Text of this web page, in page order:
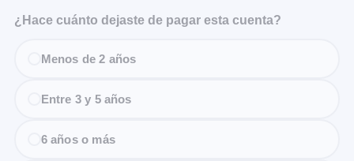
¿Hace cuánto dejaste de pagar esta cuenta?
Menos de 2 años
Entre 3 y 5 años
6 años o más